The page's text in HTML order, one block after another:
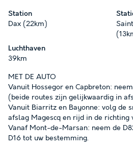
Station
Dax (22km)
Luchthaven
39km
MET DE AUTO
Vanuit Hossegor en Capbreton:
(beide routes zijn gelijkwaardig in
Vanuit Biarritz en Bayonne: volg de
afslag Magescq en rijd in de richting
Vanaf Mont-de-Marsan: neem de
D16 tot uw bestemming.